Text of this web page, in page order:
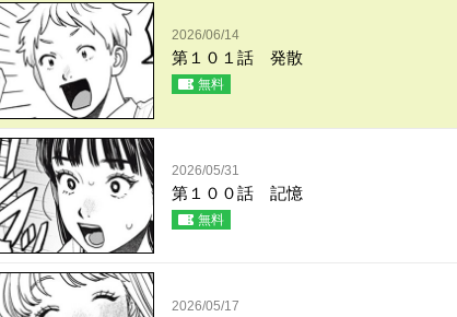
2026/06/14
第１０１話 発散
無料
2026/05/31
第１００話 記憶
無料
2026/05/17